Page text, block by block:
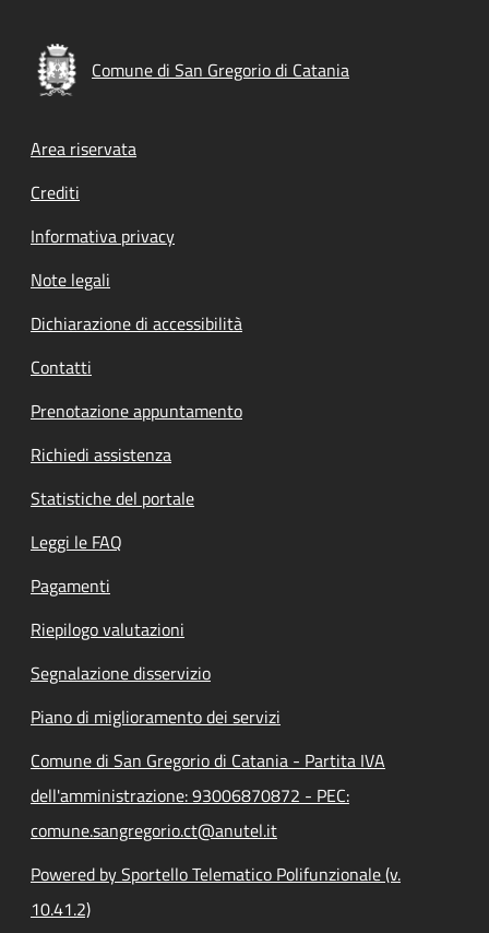
Comune di San Gregorio di Catania
Footer menu
Area riservata
Crediti
Informativa privacy
Note legali
Dichiarazione di accessibilità
Contatti
Prenotazione appuntamento
Richiedi assistenza
Statistiche del portale
Leggi le FAQ
Pagamenti
Riepilogo valutazioni
Segnalazione disservizio
Piano di miglioramento dei servizi
Comune di San Gregorio di Catania - Partita IVA
dell'amministrazione: 93006870872 - PEC:
comune.sangregorio.ct@anutel.it
Powered by Sportello Telematico Polifunzionale (v.
10.41.2)